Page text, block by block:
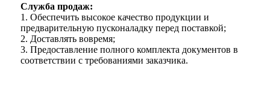
Служба продаж:
1. Обеспечить высокое качество продукции и
предварительную пусконаладку перед поставкой;
2. Доставлять вовремя;
3. Предоставление полного комплекта документов в
соответствии с требованиями заказчика.